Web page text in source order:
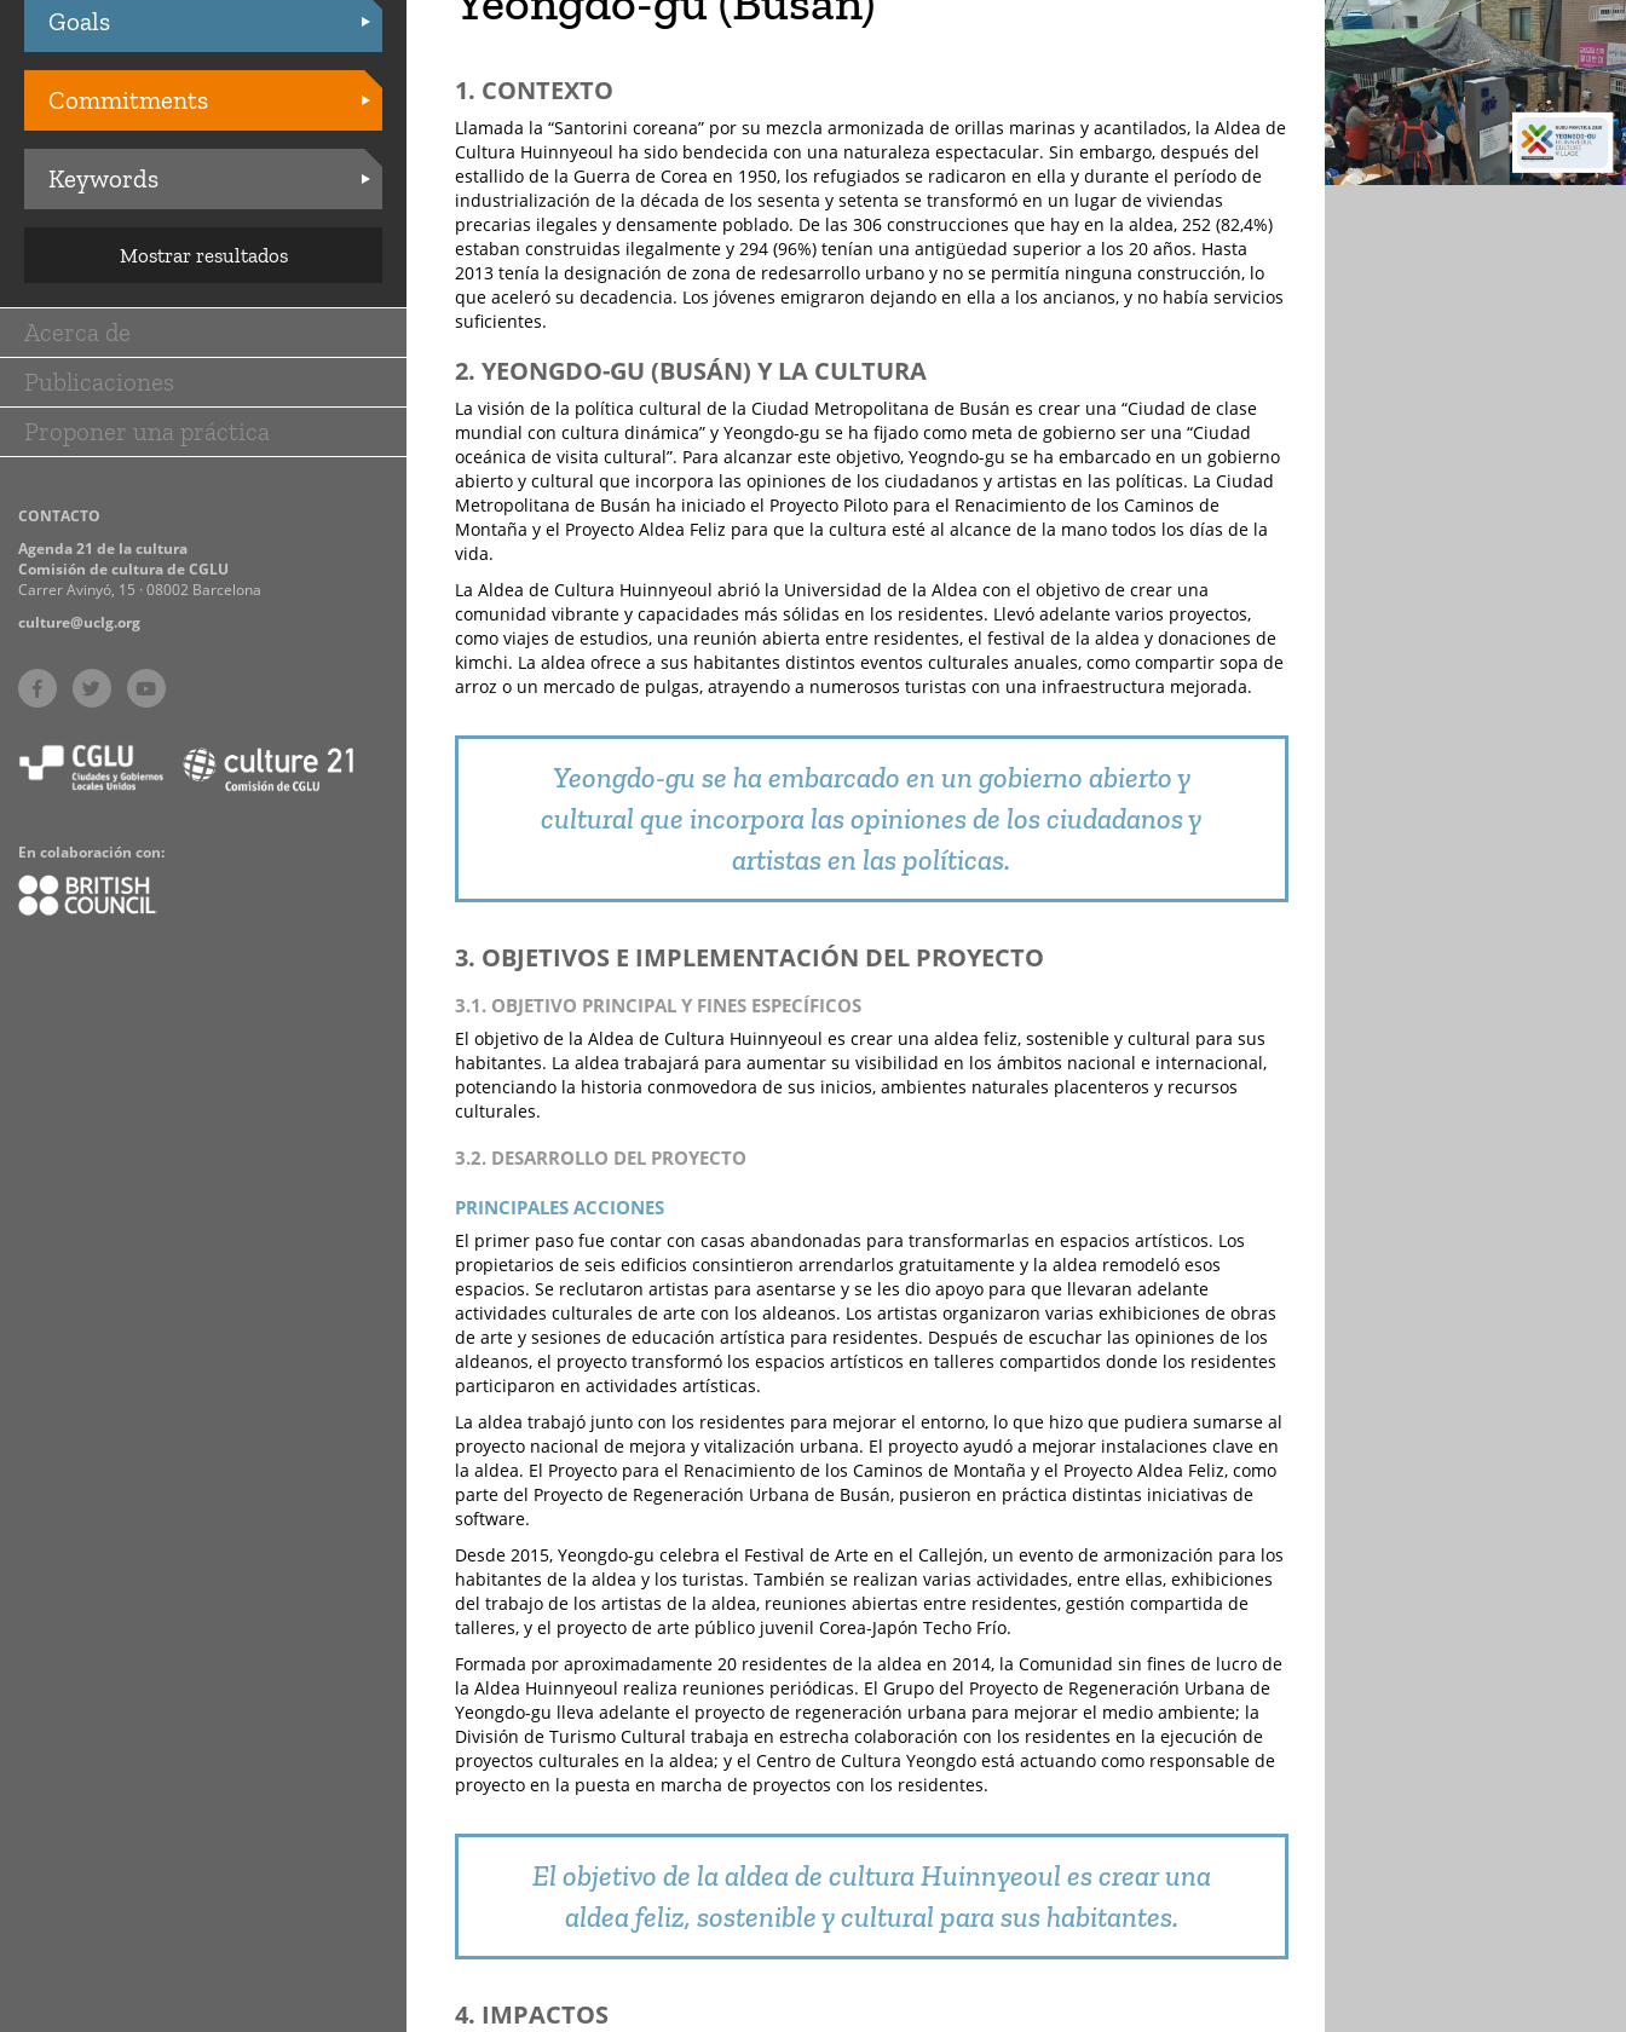
Practices
Goals
Commitments
Keywords
Mostrar resultados
Main
navigation
Acerca de
Publicaciones
Proponer una práctica
CONTACTO
Agenda 21 de la cultura
Comisión de cultura de CGLU
Carrer Avinyó, 15 · 08002 Barcelona
culture@uclg.org
En colaboración con:
1. CONTEXTO
Llamada la “Santorini coreana” por su mezcla armonizada de orillas marinas y acantilados, la Aldea de
Cultura Huinnyeoul ha sido bendecida con una naturaleza espectacular. Sin embargo, después del
estallido de la Guerra de Corea en 1950, los refugiados se radicaron en ella y durante el período de
industrialización de la década de los sesenta y setenta se transformó en un lugar de viviendas
precarias ilegales y densamente poblado. De las 306 construcciones que hay en la aldea, 252 (82,4%)
estaban construidas ilegalmente y 294 (96%) tenían una antigüedad superior a los 20 años. Hasta
2013 tenía la designación de zona de redesarrollo urbano y no se permitía ninguna construcción, lo
que aceleró su decadencia. Los jóvenes emigraron dejando en ella a los ancianos, y no había servicios
suficientes.
2. YEONGDO-GU (BUSÁN) Y LA CULTURA
La visión de la política cultural de la Ciudad Metropolitana de Busán es crear una “Ciudad de clase
mundial con cultura dinámica” y Yeongdo-gu se ha fijado como meta de gobierno ser una “Ciudad
oceánica de visita cultural”. Para alcanzar este objetivo, Yeogndo-gu se ha embarcado en un gobierno
abierto y cultural que incorpora las opiniones de los ciudadanos y artistas en las políticas. La Ciudad
Metropolitana de Busán ha iniciado el Proyecto Piloto para el Renacimiento de los Caminos de
Montaña y el Proyecto Aldea Feliz para que la cultura esté al alcance de la mano todos los días de la
vida.
La Aldea de Cultura Huinnyeoul abrió la Universidad de la Aldea con el objetivo de crear una
comunidad vibrante y capacidades más sólidas en los residentes. Llevó adelante varios proyectos,
como viajes de estudios, una reunión abierta entre residentes, el festival de la aldea y donaciones de
kimchi. La aldea ofrece a sus habitantes distintos eventos culturales anuales, como compartir sopa de
arroz o un mercado de pulgas, atrayendo a numerosos turistas con una infraestructura mejorada.
Yeongdo-gu se ha embarcado en un gobierno abierto y
cultural que incorpora las opiniones de los ciudadanos y
artistas en las políticas.
3. OBJETIVOS E IMPLEMENTACIÓN DEL PROYECTO
3.1. OBJETIVO PRINCIPAL Y FINES ESPECÍFICOS
El objetivo de la Aldea de Cultura Huinnyeoul es crear una aldea feliz, sostenible y cultural para sus
habitantes. La aldea trabajará para aumentar su visibilidad en los ámbitos nacional e internacional,
potenciando la historia conmovedora de sus inicios, ambientes naturales placenteros y recursos
culturales.
3.2. DESARROLLO DEL PROYECTO
PRINCIPALES ACCIONES
El primer paso fue contar con casas abandonadas para transformarlas en espacios artísticos. Los
propietarios de seis edificios consintieron arrendarlos gratuitamente y la aldea remodeló esos
espacios. Se reclutaron artistas para asentarse y se les dio apoyo para que llevaran adelante
actividades culturales de arte con los aldeanos. Los artistas organizaron varias exhibiciones de obras
de arte y sesiones de educación artística para residentes. Después de escuchar las opiniones de los
aldeanos, el proyecto transformó los espacios artísticos en talleres compartidos donde los residentes
participaron en actividades artísticas.
La aldea trabajó junto con los residentes para mejorar el entorno, lo que hizo que pudiera sumarse al
proyecto nacional de mejora y vitalización urbana. El proyecto ayudó a mejorar instalaciones clave en
la aldea. El Proyecto para el Renacimiento de los Caminos de Montaña y el Proyecto Aldea Feliz, como
parte del Proyecto de Regeneración Urbana de Busán, pusieron en práctica distintas iniciativas de
software.
Desde 2015, Yeongdo-gu celebra el Festival de Arte en el Callejón, un evento de armonización para los
habitantes de la aldea y los turistas. También se realizan varias actividades, entre ellas, exhibiciones
del trabajo de los artistas de la aldea, reuniones abiertas entre residentes, gestión compartida de
talleres, y el proyecto de arte público juvenil Corea-Japón Techo Frío.
Formada por aproximadamente 20 residentes de la aldea en 2014, la Comunidad sin fines de lucro de
la Aldea Huinnyeoul realiza reuniones periódicas. El Grupo del Proyecto de Regeneración Urbana de
Yeongdo-gu lleva adelante el proyecto de regeneración urbana para mejorar el medio ambiente; la
División de Turismo Cultural trabaja en estrecha colaboración con los residentes en la ejecución de
proyectos culturales en la aldea; y el Centro de Cultura Yeongdo está actuando como responsable de
proyecto en la puesta en marcha de proyectos con los residentes.
El objetivo de la aldea de cultura Huinnyeoul es crear una
aldea feliz, sostenible y cultural para sus habitantes.
4. IMPACTOS